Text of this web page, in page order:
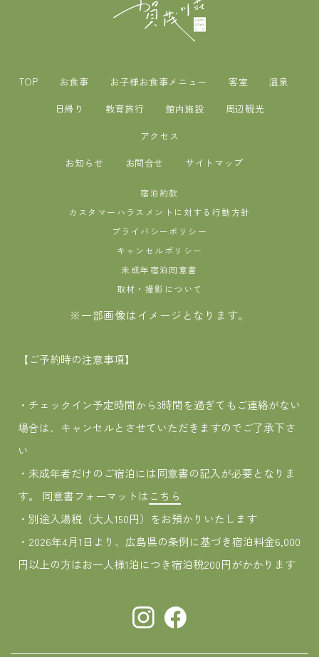
TOP お食事 お子様お食事メニュー 客室
温泉
日帰り
教育旅行 館内施設
周辺観光
アクセス
お知らせ
お問合せ サイトマップ
宿泊約款
カスタマーハラスメントに対する行動方針
プライバシーポリシー
キャンセルポリシー
未成年宿泊同意書
取材・撮影について
※一部画像はイメージとなります。
【ご予約時の注意事項】
・チェックイン予定時間から3時間を過ぎてもご連絡がない
場合は、キャンセルとさせていただきますのでご了承下さ
い
・未成年者だけのご宿泊には同意書の記入が必要となりま
す。 同意書フォーマットはこちら
・別途入湯税（大人150円）をお預かりいたします
・2026年4月1日より、広島県の条例に基づき宿泊料金6,000
円以上の方はお一人様1泊につき宿泊税200円がかかります